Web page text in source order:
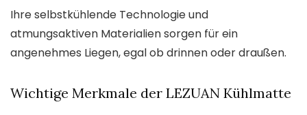
Ihre selbstkühlende Technologie und
atmungsaktiven Materialien sorgen für ein
angenehmes Liegen, egal ob drinnen oder draußen.
Wichtige Merkmale der LEZUAN Kühlmatte